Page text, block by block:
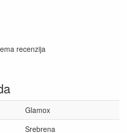
recenzija
Glamox
Srebrena